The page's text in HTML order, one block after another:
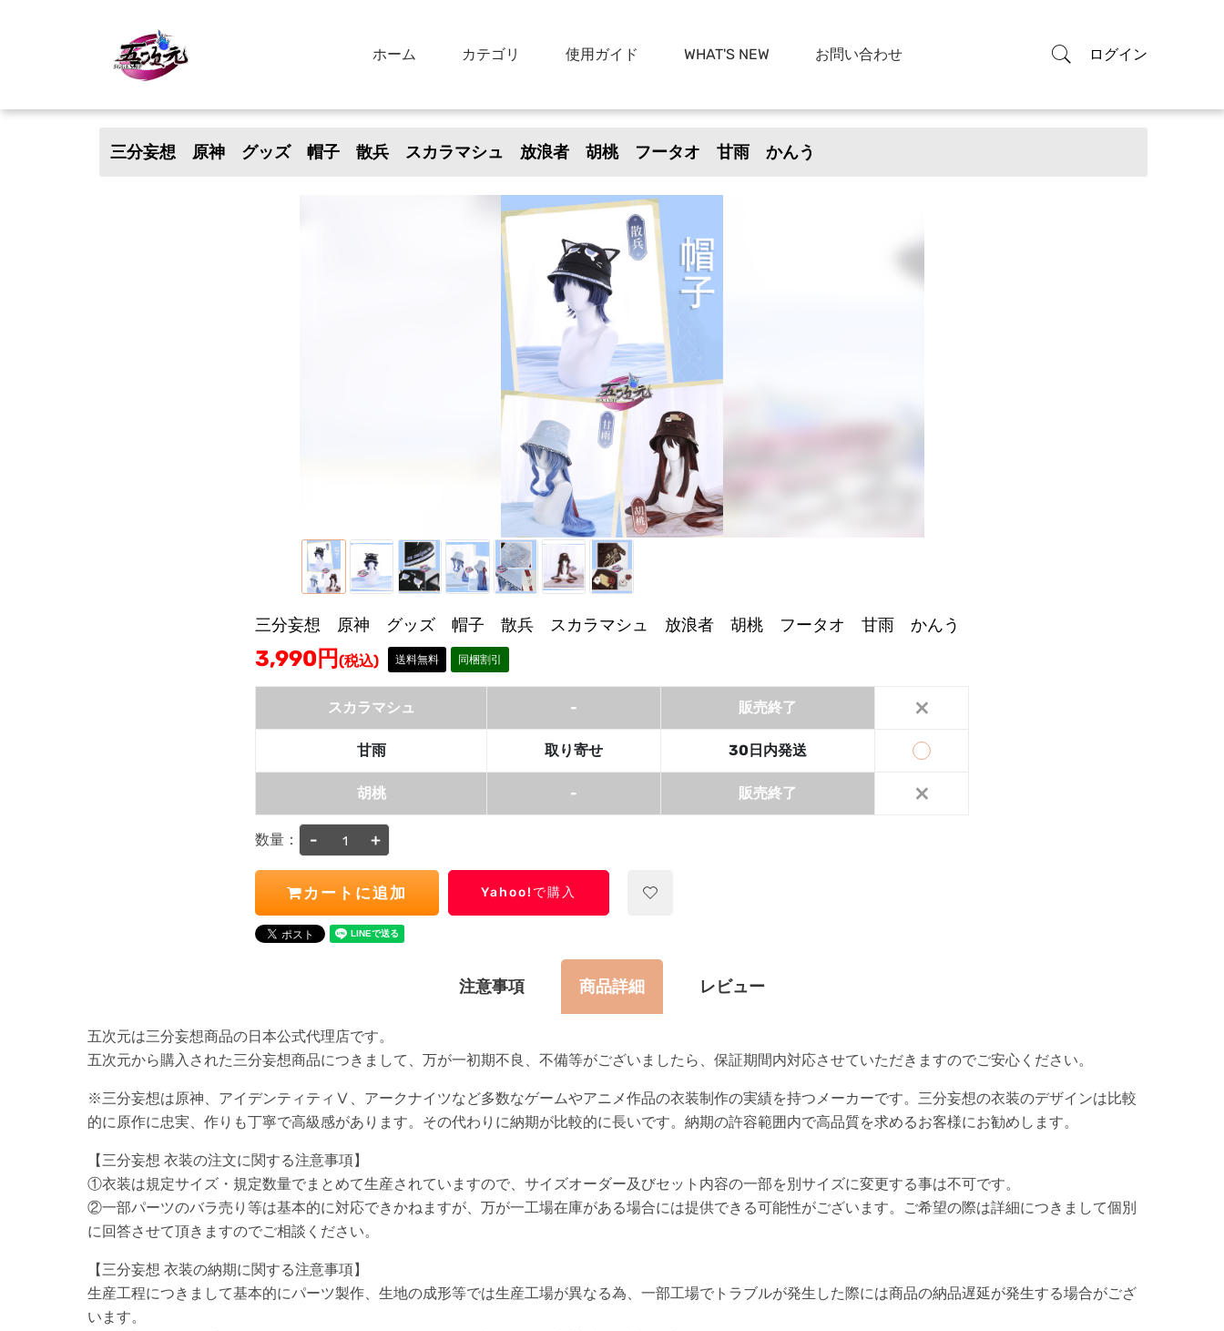
ホーム カテゴリ 使用ガイド WHAT'S NEW お問い合わせ ログイン
三分妄想 原神 グッズ 帽子 散兵 スカラマシュ 放浪者 胡桃 フータオ 甘雨 かんう
三分妄想 原神 グッズ 帽子 散兵 スカラマシュ 放浪者 胡桃 フータオ 甘雨 かんう
3,990 円 (税込) 送料無料 同梱割引
スカラマシュ - 販売終了 ×
甘雨 取り寄せ 30日内発送
胡桃 - 販売終了 ×
数量： - +
カートに追加 Yahoo!で購入
注意事項 商品詳細 レビュー
五次元は三分妄想商品の日本公式代理店です。
五次元から購入された三分妄想商品につきまして、万が一初期不良、不備等がございましたら、保証期間内対応させていただきますのでご安心ください。
※三分妄想は原神、アイデンティティⅤ、アークナイツなど多数なゲームやアニメ作品の衣装制作の実績を持つメーカーです。三分妄想の衣装のデザインは比較
的に原作に忠実、作りも丁寧で高級感があります。その代わりに納期が比較的に長いです。納期の許容範囲内で高品質を求めるお客様にお勧めします。
【三分妄想 衣装の注文に関する注意事項】
①衣装は規定サイズ・規定数量でまとめて生産されていますので、サイズオーダー及びセット内容の一部を別サイズに変更する事は不可です。
②一部パーツのバラ売り等は基本的に対応できかねますが、万が一工場在庫がある場合には提供できる可能性がございます。ご希望の際は詳細につきまして個別
に回答させて頂きますのでご相談ください。
【三分妄想 衣装の納期に関する注意事項】
生産工程につきまして基本的にパーツ製作、生地の成形等では生産工場が異なる為、一部工場でトラブルが発生した際には商品の納品遅延が発生する場合がござ
います。